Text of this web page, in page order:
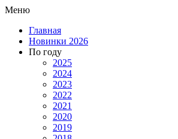
Меню
Главная
Новинки 2026
По году
2025
2024
2023
2022
2021
2020
2019